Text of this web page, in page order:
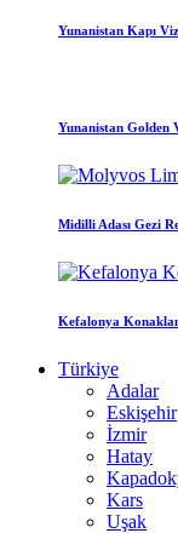
Yunanistan Kapı
Yunanistan Golden
Midilli Adası Gezi
Kefalonya
Türkiye
Adalar
Eskişehir
İzmir
Hatay
Kars
Uşak